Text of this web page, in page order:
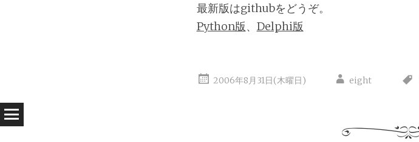
最新版はgithubをどうぞ。
Python版、 Delphi版
2006年8月31日(木曜日) eight